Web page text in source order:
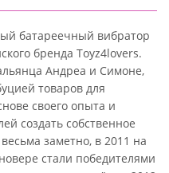
батареечный вибратор
бренда Toyz4lovers.
Андреа и Симоне,
товаров для
своего опыта и
создать собственное
заметно, в 2011 на
стали победителями